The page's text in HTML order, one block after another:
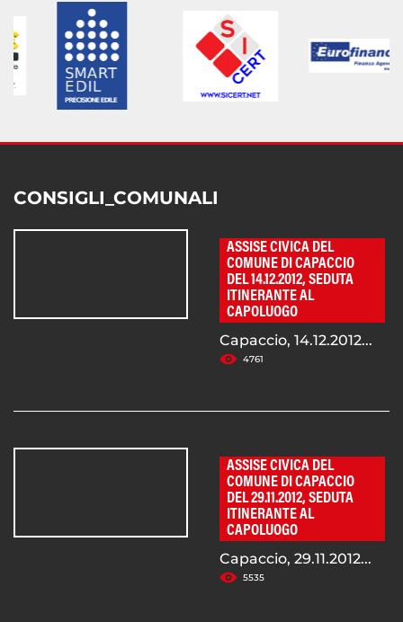
CONSIGLI_COMUNALI
ASSISE CIVICA DEL
COMUNE DI CAPACCIO
DEL 14.12.2012, SEDUTA
ITINERANTE AL
CAPOLUOGO
Capaccio, 14.12.2012...
4761
ASSISE CIVICA DEL
COMUNE DI CAPACCIO
DEL 29.11.2012, SEDUTA
ITINERANTE AL
CAPOLUOGO
Capaccio, 29.11.2012...
5535